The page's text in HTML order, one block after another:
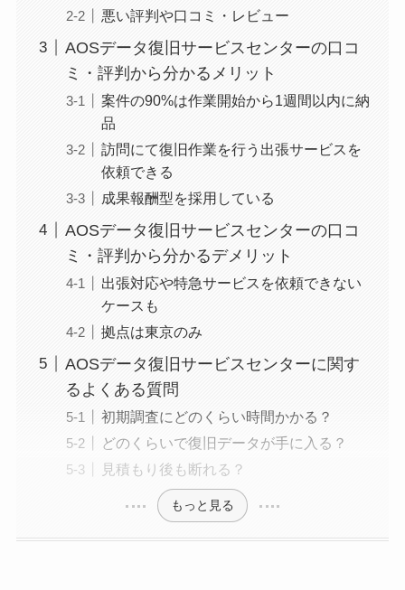
悪い評判や口コミ・レビュー
AOSデータ復旧サービスセンターの口コ
ミ・評判から分かるメリット
案件の90%は作業開始から1週間以内に納
品
訪問にて復旧作業を行う出張サービスを
依頼できる
成果報酬型を採用している
AOSデータ復旧サービスセンターの口コ
ミ・評判から分かるデメリット
出張対応や特急サービスを依頼できない
ケースも
拠点は東京のみ
AOSデータ復旧サービスセンターに関す
るよくある質問
初期調査にどのくらい時間かかる？
どのくらいで復旧データが手に入る？
見積もり後も断れる？
もっと見る